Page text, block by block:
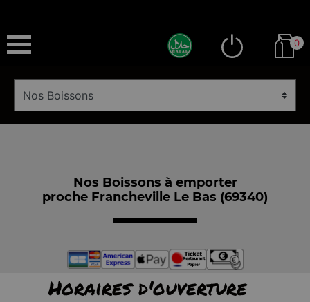
0
Nos Boissons à emporter
proche Francheville Le Bas (69340)
Horaires d'ouverture